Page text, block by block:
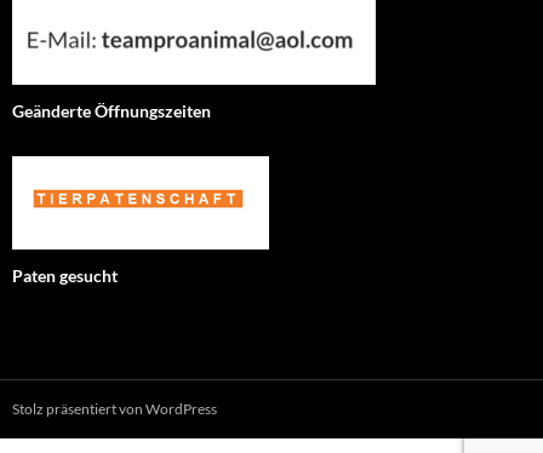
Geänderte Öffnungszeiten
Paten gesucht
Stolz präsentiert von WordPress